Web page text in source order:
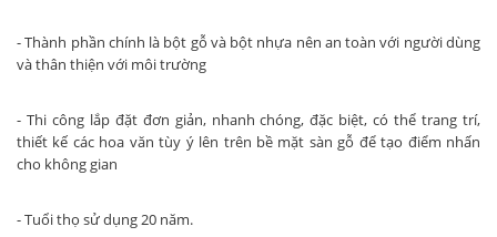
- Thành phần chính là bột gỗ và bột nhựa nên an toàn với người dùng
và thân thiện với môi trường
- Thi công lắp đặt đơn giản, nhanh chóng, đặc biệt, có thể trang trí,
thiết kế các hoa văn tùy ý lên trên bề mặt sàn gỗ để tạo điểm nhấn
cho không gian
- Tuổi thọ sử dụng 20 năm.